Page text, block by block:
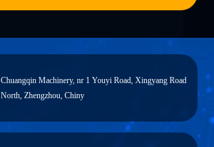
Chuangqin Machinery, nr 1 Youyi Road, Xingyang Road
North, Zhengzhou, Chiny